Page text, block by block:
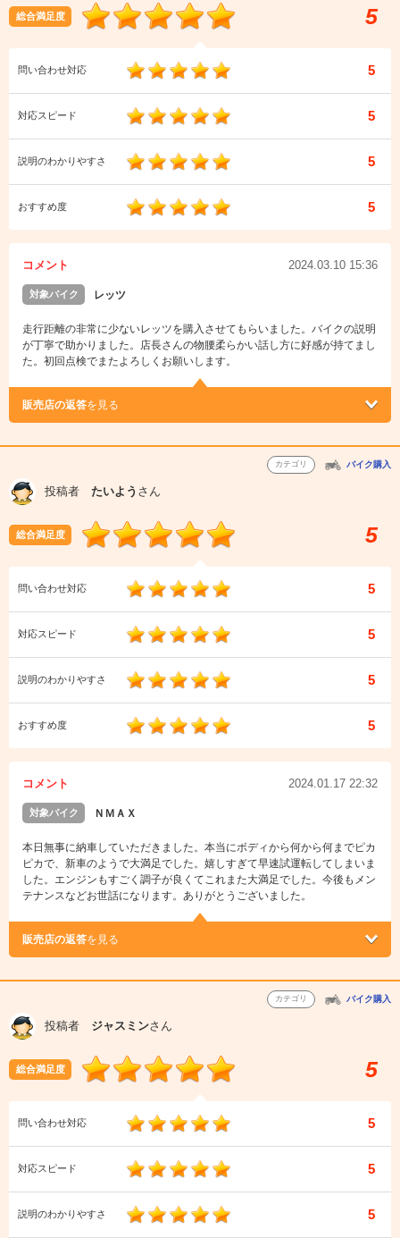
総合満足度 5
問い合わせ対応 5
対応スピード 5
説明のわかりやすさ 5
おすすめ度 5
コメント 2024.03.10 15:36
対象バイク レッツ
走行距離の非常に少ないレッツを購入させてもらいました。バイクの説明
が丁寧で助かりました。店長さんの物腰柔らかい話し方に好感が持てまし
た。初回点検でまたよろしくお願いします。
販売店の返答を見る
カテゴリ バイク購入
投稿者 たいよう さん
総合満足度 5
問い合わせ対応 5
対応スピード 5
説明のわかりやすさ 5
おすすめ度 5
コメント 2024.01.17 22:32
対象バイク ＮＭＡＸ
本日無事に納車していただきました。本当にボディから何から何までピカ
ピカで、新車のようで大満足でした。嬉しすぎて早速試運転してしまいま
した。エンジンもすごく調子が良くてこれまた大満足でした。今後もメン
テナンスなどお世話になります。ありがとうございました。
販売店の返答を見る
カテゴリ バイク購入
投稿者 ジャスミンさん
総合満足度 5
問い合わせ対応 5
対応スピード 5
説明のわかりやすさ 5